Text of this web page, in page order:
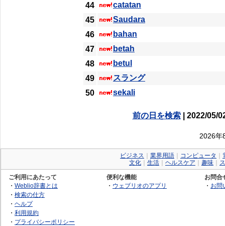
44
catatan
45
Saudara
46
bahan
47
betah
48
betul
49
スラング
50
sekali
前の日を検索| 2022/05/
2026年
ビジネス 業界用語 コンピュータ
文化
生活 ヘルスケア 趣味
ご利用にあたって
・ Weblio辞書とは
・ 検索の仕方
・ ヘルプ
・ 利用規約
・ プライバシーポリシー
便利な機能
・ ウェブリオのアプリ
お問合
・ お問